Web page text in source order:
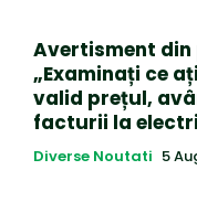
Avertisment
„Examinați ce
valid prețul,
facturii la
Diverse Noutati 5